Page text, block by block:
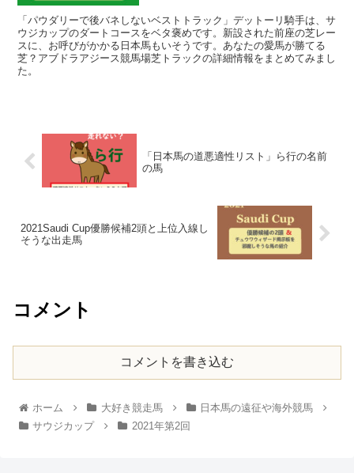
「パウダリーで後バネしないベストトラック」デットーリ騎手は、サ
ウジカップのダートコースをベタ褒めです。新設された前座の芝レー
スに、お呼びがかかる日本馬もいそうです。あなたの愛馬が勝てる
芝？アブドラアジース競馬場芝トラックの詳細情報をまとめてみまし
た。
「日本馬の道悪適性リスト」ら行の名前
の馬
2021Saudi Cup優勝候補2頭と上位入線し
そうな出走馬
コメント
コメントを書き込む
ホーム 大好き競走馬
日本馬の遠征や海外競馬
サウジカップ
2021年第2回